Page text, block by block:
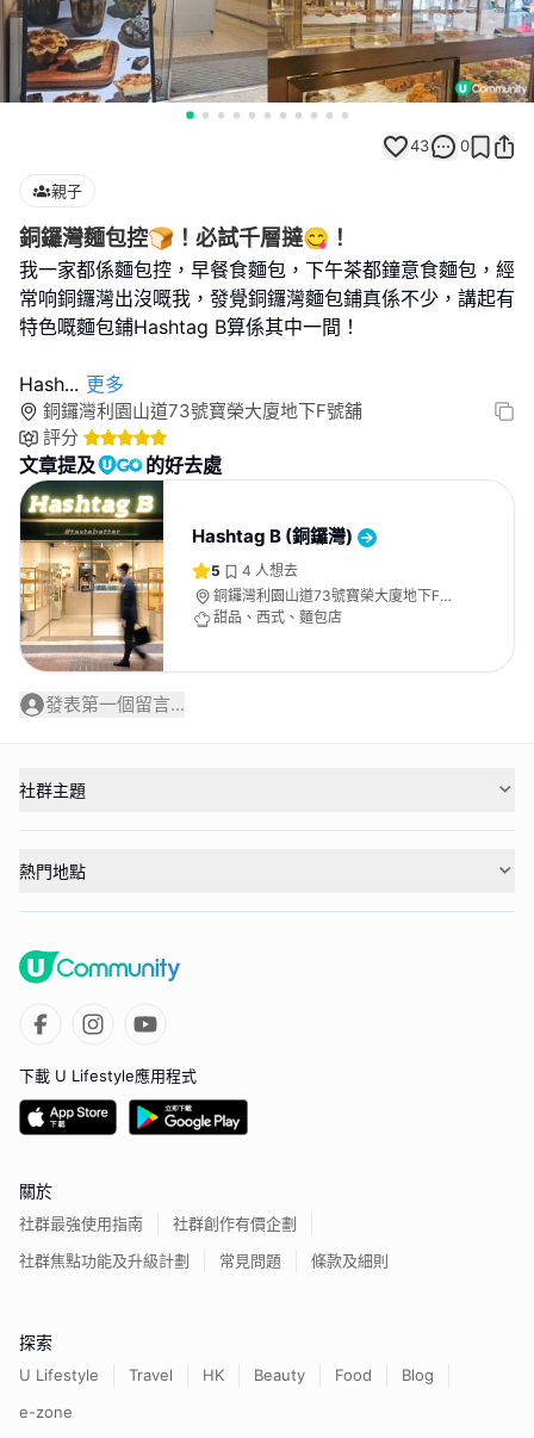
43 0
親子
銅鑼灣麵包控🍞！必試千層撻😋！
我一家都係麵包控，早餐食麵包，下午茶都鐘意食麵包，經
常响銅鑼灣出沒嘅我，發覺銅鑼灣麵包鋪真係不少，講起有
特色嘅麵包鋪Hashtag B算係其中一間！
Hash... 更多
銅鑼灣利園山道73號寶榮大廈地下F號舖
評分
文章提及 的好去處
Hashtag B (銅鑼灣)
5 4 人想去
銅鑼灣利園山道73號寶榮大廈地下F號
舖
甜品、西式、麵包店
發表第一個留言...
社群主題
熱門地點
下載 U Lifestyle應用程式
關於
社群最強使用指南
社群創作有價企劃
社群焦點功能及升級計劃
常見問題 條款及細則
探索
U Lifestyle Travel HK Beauty Food
Blog
e-zone